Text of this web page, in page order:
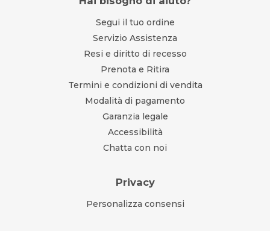
Segui il tuo ordine
Servizio Assistenza
Resi e diritto di recesso
Prenota e Ritira
Termini e condizioni di vendita
Modalità di pagamento
Garanzia legale
Accessibilità
Chatta con noi
Privacy
Personalizza consensi